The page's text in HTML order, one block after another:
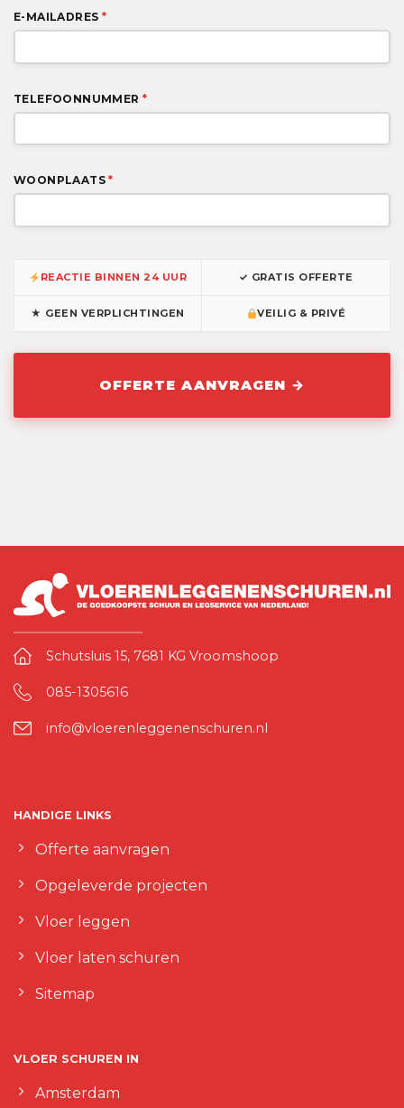
E-MAILADRES *
TELEFOONNUMMER *
WOONPLAATS*
REACTIE BINNEN 24 UUR ✓ GRATIS OFFERTE
★ GEEN VERPLICHTINGEN VEILIG & PRIVÉ
Schutsluis 15, 7681 KG Vroomshoop
085-1305616
info@vloerenleggenenschuren.nl
HANDIGE LINKS
Offerte aanvragen
Opgeleverde projecten
Vloer leggen
Vloer laten schuren
Sitemap
VLOER SCHUREN IN
Amsterdam